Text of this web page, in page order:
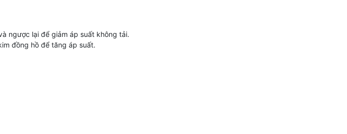
ngược lại để giảm áp suất không tải.
đồng hồ để tăng áp suất.